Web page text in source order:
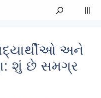
અને
શું છે સમગ્ર